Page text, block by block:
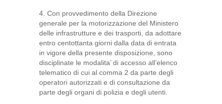
4. Con provvedimento della Direzione
generale per la motorizzazione del Ministero
delle infrastrutture e dei trasporti, da adottare
entro centottanta giorni dalla data di entrata
in vigore della presente disposizione, sono
disciplinate le modalita’ di accesso all’elenco
telematico di cui al comma 2 da parte degli
operatori autorizzati e di consultazione da
parte degli organi di polizia e degli utenti.